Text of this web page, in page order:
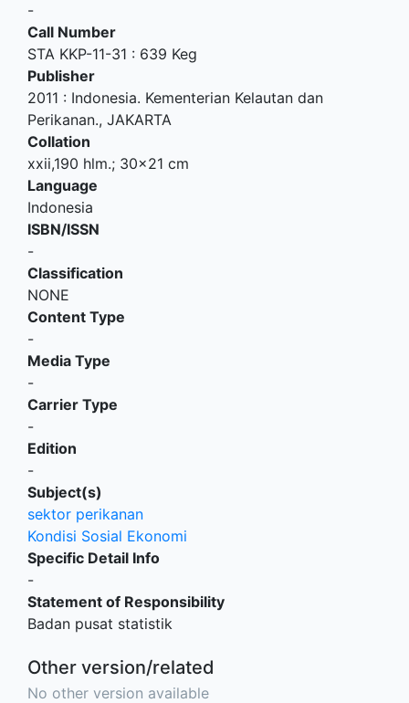
-
Call Number
STA KKP-11-31 : 639 Keg
Publisher
2011 : Indonesia. Kementerian Kelautan dan
Perikanan., JAKARTA
Collation
xxii,190 hlm.; 30x21 cm
Language
Indonesia
ISBN/ISSN
-
Classification
NONE
Content Type
-
Media Type
-
Carrier Type
-
Edition
-
Subject(s)
sektor perikanan
Kondisi Sosial Ekonomi
Specific Detail Info
-
Statement of Responsibility
Badan pusat statistik
Other version/related
No other version available